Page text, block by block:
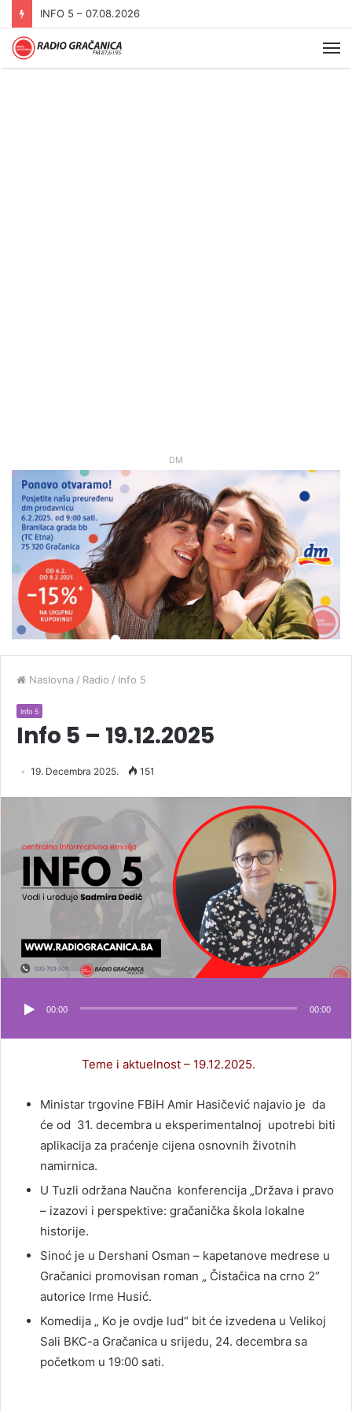
INFO 5 – 06.08.2026.
DM
Naslovna / Radio / Info 5
Info 5
Info 5 – 19.12.2025
19. Decembra 2025. 151
00:00 00:00
Teme i aktuelnost – 19.12.2025.
Ministar trgovine FBiH Amir Hasičević najavio je da
će od 31. decembra u eksperimentalnoj upotrebi biti
aplikacija za praćenje cijena osnovnih životnih
namirnica.
U Tuzli održana Naučna konferencija „Država i pravo
– izazovi i perspektive: gračanička škola lokalne
historije.
Sinoć je u Dershani Osman – kapetanove medrese u
Gračanici promovisan roman „ Čistačica na crno 2“
autorice Irme Husić.
Komedija „ Ko je ovdje lud“ bit će izvedena u Velikoj
Sali BKC-a Gračanica u srijedu, 24. decembra sa
početkom u 19:00 sati.